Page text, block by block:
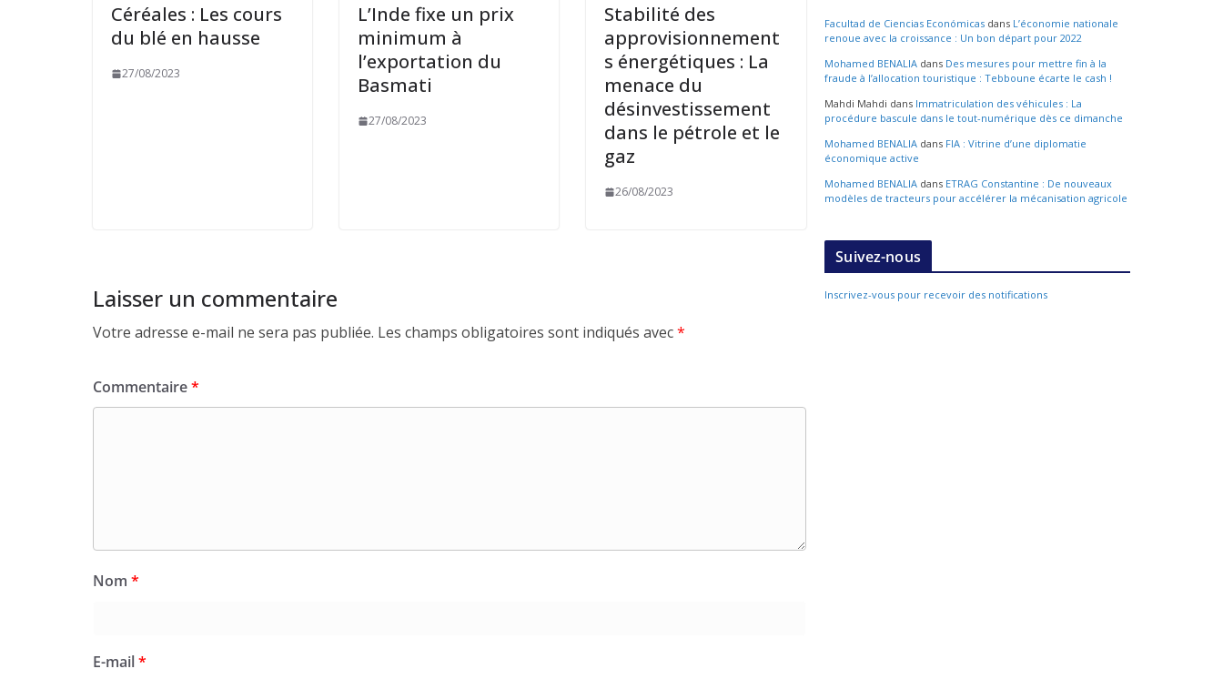
Céréales : Les cours
du blé en hausse
27/08/2023
L’Inde fixe un prix
minimum à
l’exportation du
Basmati
27/08/2023
Stabilité des
approvisionnement
s énergétiques : La
menace du
désinvestissement
dans le pétrole et le
gaz
26/08/2023
Laisser un commentaire
Votre adresse e-mail ne sera pas publiée. Les champs obligatoires sont indiqués avec*
Commentaire*
Nom *
E-mail*
Facultad de Ciencias Económicas dans L’économie nationale
renoue avec la croissance : Un bon départ pour 2022
Mohamed BENALIA dans Des mesures pour mettre fin à la
fraude à l’allocation touristique : Tebboune écarte le cash !
Mahdi Mahdi dans Immatriculation des véhicules : La
procédure bascule dans le tout-numérique dès ce dimanche
Mohamed BENALIA dans FIA : Vitrine d’une diplomatie
économique active
Mohamed BENALIA dans ETRAG Constantine : De nouveaux
modèles de tracteurs pour accélérer la mécanisation agricole
Suivez-nous
Inscrivez-vous pour recevoir des notifications